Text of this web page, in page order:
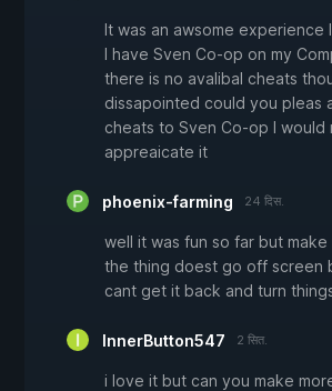
It was an awsome experience
I have Sven Co-op on my
there is no avalibal cheats
dissapointed could you pleas
cheats to Sven Co-op I would
appreaicate it
phoenix-farming 24 दिस.
well it was fun so far but
the thing doest go off screen
cant get it back and turn
InnerButton547 2 सित.
i love it but can you make